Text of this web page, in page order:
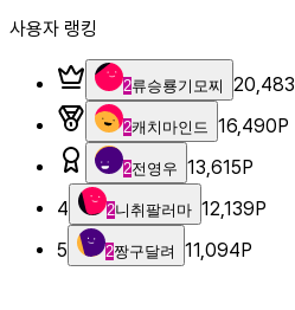
사용자 랭킹
2류승룡기모찌 20,483
2캐치마인드 16,490P
2전영우 13,615P
4
2니취팔러마 12,139P
5
2짱구달려 11,094P